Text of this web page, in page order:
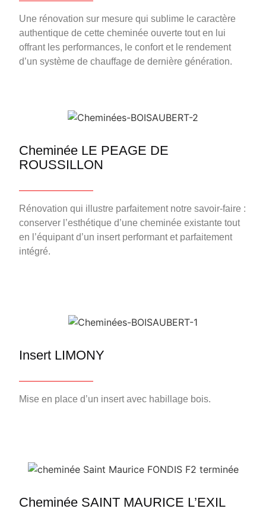
Une rénovation sur mesure qui sublime le caractère
authentique de cette cheminée ouverte tout en lui
offrant les performances, le confort et le rendement
d’un système de chauffage de dernière génération.
Cheminée LE PEAGE DE
ROUSSILLON
Rénovation qui illustre parfaitement notre savoir-faire :
conserver l’esthétique d’une cheminée existante tout
en l’équipant d’un insert performant et parfaitement
intégré.
Insert LIMONY
Mise en place d’un insert avec habillage bois.
Cheminée SAINT MAURICE L’EXIL